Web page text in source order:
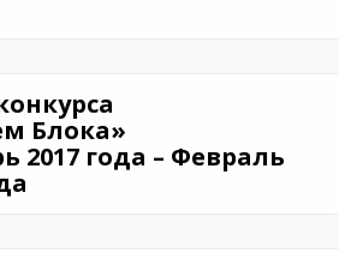
Блока»
2017 года – Февраль